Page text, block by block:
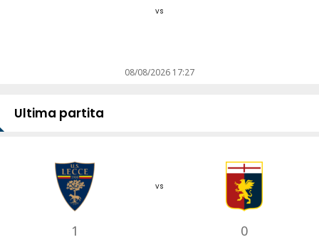
vs
08/08/2026 17:27
Ultima partita
1
vs
0